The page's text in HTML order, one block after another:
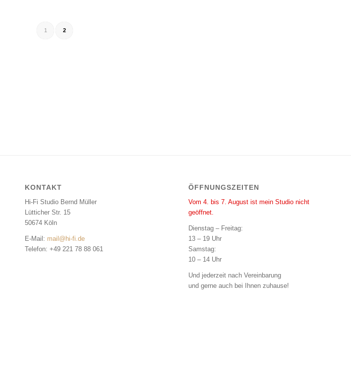
1 2
KONTAKT
Hi-Fi Studio Bernd Müller
Lütticher Str. 15
50674 Köln
E-Mail: mail@hi-fi.de
Telefon: +49 221 78 88 061
ÖFFNUNGSZEITEN
Vom 4. bis 7. August ist mein Studio nicht
geöffnet.
Dienstag – Freitag:
13 – 19 Uhr
Samstag:
10 – 14 Uhr
Und jederzeit nach Vereinbarung
und gerne auch bei Ihnen zuhause!